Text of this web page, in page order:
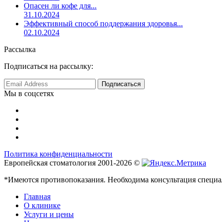
Опасен ли кофе для...
31.10.2024
Эффективный способ поддержания здоровья...
02.10.2024
Рассылка
Подписаться на рассылку:
Мы в соцсетях
Политика конфиденциальности
Европейская стоматология 2001-2026 ©
*Имеются противопоказания. Необходима консультация
Главная
О клинике
Услуги и цены